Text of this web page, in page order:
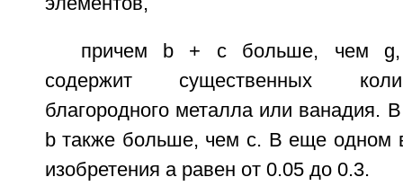
причем b + с больше, чем g,
содержит существенных
благородного металла или ванадия.
b также больше, чем с. В еще одном
изобретения а равен от 0.05 до 0.3.